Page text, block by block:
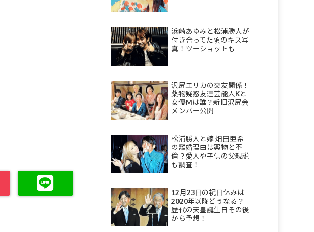
浜崎あゆみと松浦勝人が
付き合ってた頃のキス写
真！ツーショットも
沢尻エリカの交友関係！
薬物疑惑友達芸能人Kと
女優Mは誰？新旧沢尻会
メンバー公開
松浦勝人と嫁 畑田亜希
の離婚理由は薬物と不
倫？愛人や子供の父親説
も調査！
12月23日の祝日休みは
2020年以降どうなる？
歴代の天皇誕生日その後
から予想！